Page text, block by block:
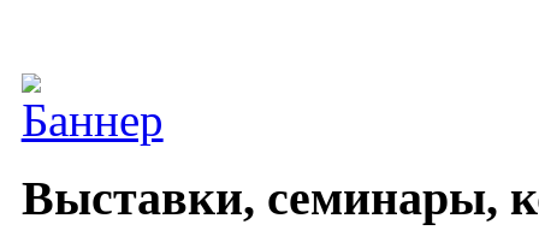
Выставки, семинары,